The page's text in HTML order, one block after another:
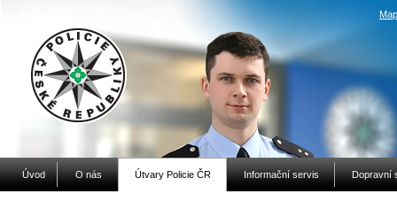
Úvod O nás Útvary Policie ČR Informační servis Dopravní